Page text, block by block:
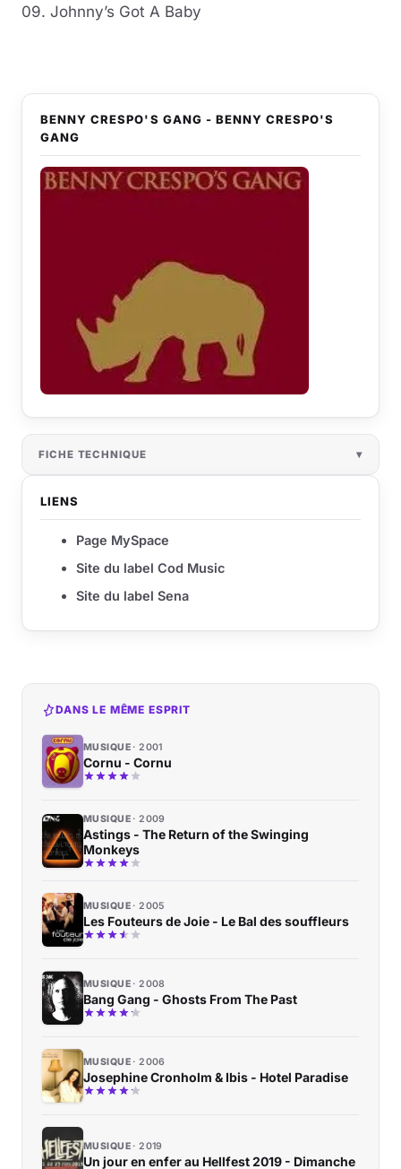
09. Johnny’s Got A Baby
BENNY CRESPO'S GANG - BENNY CRESPO'S
GANG
FICHE TECHNIQUE
LIENS
Page MySpace
Site du label Cod Music
Site du label Sena
DANS LE MÊME ESPRIT
MUSIQUE 2001
Cornu - Cornu
MUSIQUE 2009
Astings - The Return of the Swinging
Monkeys
MUSIQUE 2005
Les Fouteurs de Joie - Le Bal des souffleurs
MUSIQUE 2008
Bang Gang - Ghosts From The Past
MUSIQUE 2006
Josephine Cronholm & Ibis - Hotel Paradise
MUSIQUE 2019
Un jour en enfer au Hellfest 2019 - Dimanche